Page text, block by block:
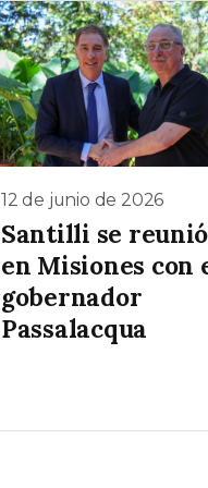
12 de junio de 2026
Santilli se reunió
en Misiones con
gobernador
Passalacqua